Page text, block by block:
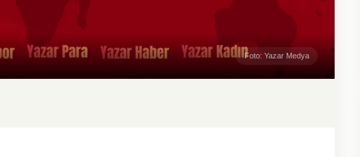
Foto: Yazar Medya